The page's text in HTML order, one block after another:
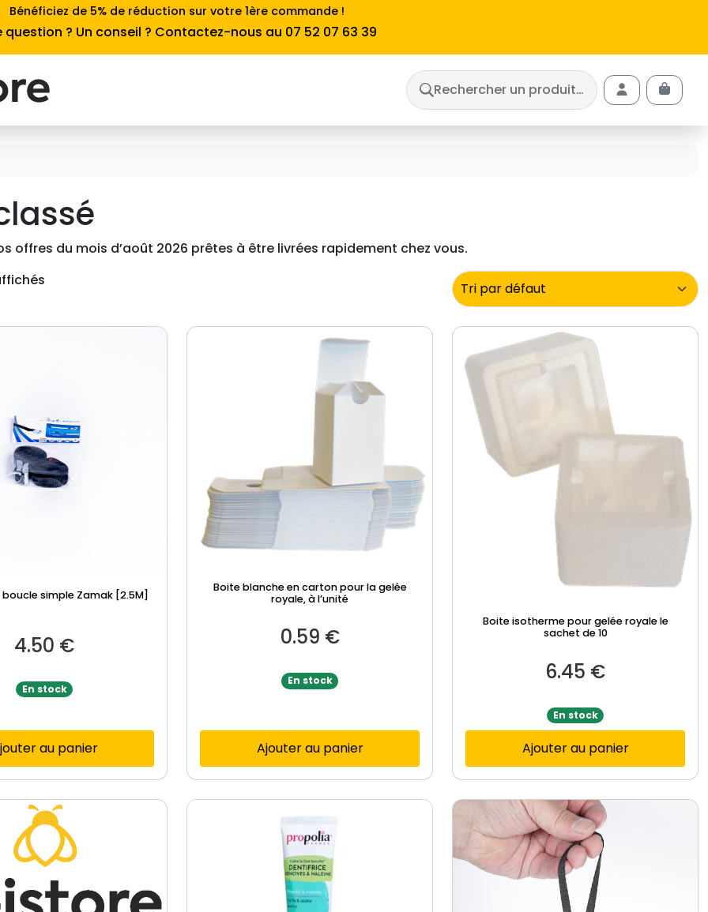
Bénéficiez de 5% de réduction sur votre 1ère commande !
question ? Un conseil ? Contactez-nous au 07 52 07 63 39
Rechercher un produit…
Account
Cart
offres du mois d’août 2026 prêtes à être livrées rapidement chez vous.
boucle simple Zamak [2.5M]
4.50 €
En stock
au panier
Boite blanche en carton pour la gelée
royale, à l’unité
0.59 €
En stock
Ajouter au panier
Boite isotherme pour gelée royale le
sachet de 10
6.45 €
En stock
Ajouter au panier